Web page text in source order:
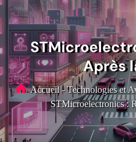
Après
Accueil - Technologies et
STMicroelectronics :